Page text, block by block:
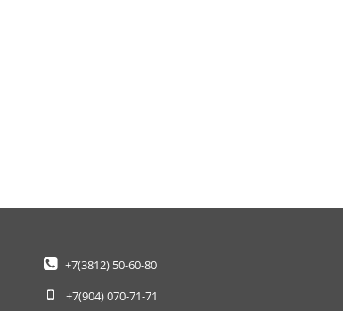
+7(3812)50-60-80
+7(904)070-71-71